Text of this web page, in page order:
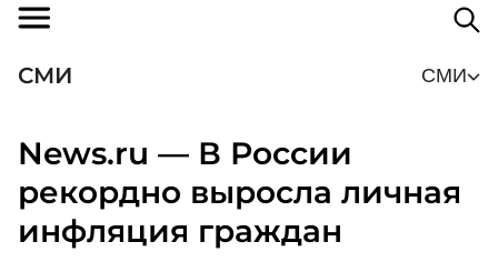
СМИ СМИ
News.ru — В России
рекордно выросла личная
инфляция граждан